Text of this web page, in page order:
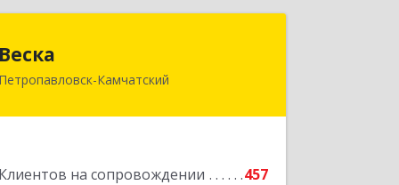
Веска
Петропавловск-Камчатский
Клиентов на сопровождении
457
683031, Камчатский край,
Подробнее